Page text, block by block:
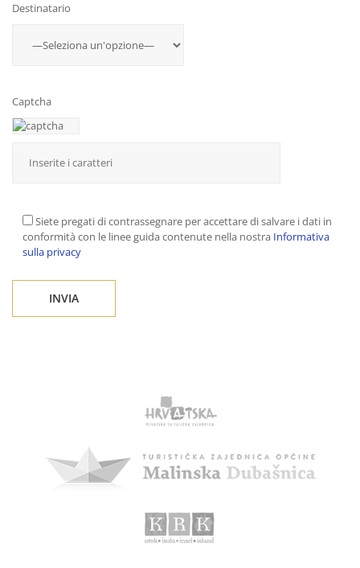
Destinatario
Captcha
Siete pregati di contrassegnare per accettare di salvare i dati in
conformità con le linee guida contenute nella nostra Informativa
sulla privacy